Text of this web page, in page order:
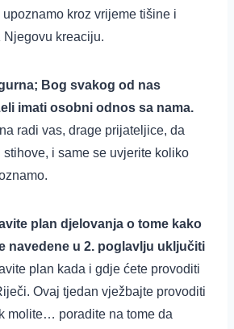
kroz vrijeme tišine i
Njegovu kreaciju.
Bog svakog od nas
imati osobni odnos sa nama.
radi vas, drage prijateljice, da
stihove, i same se uvjerite koliko
plan djelovanja o tome kako
navedene u 2. poglavlju uključiti
plan kada i gdje ćete provoditi
Ovaj tjedan vježbajte provoditi
molite… poradite na tome da